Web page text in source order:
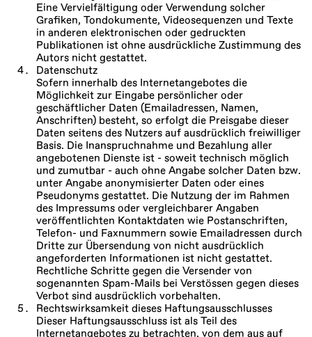
Eine Vervielfältigung oder Verwendung solcher
Grafiken, Tondokumente, Videosequenzen und Texte
in anderen elektronischen oder gedruckten
Publikationen ist ohne ausdrückliche Zustimmung des
Autors nicht gestattet.
Datenschutz
Sofern innerhalb des Internetangebotes die
Möglichkeit zur Eingabe persönlicher oder
geschäftlicher Daten (Emailadressen, Namen,
Anschriften) besteht, so erfolgt die Preisgabe dieser
Daten seitens des Nutzers auf ausdrücklich freiwilliger
Basis. Die Inanspruchnahme und Bezahlung aller
angebotenen Dienste ist - soweit technisch möglich
und zumutbar - auch ohne Angabe solcher Daten bzw.
unter Angabe anonymisierter Daten oder eines
Pseudonyms gestattet. Die Nutzung der im Rahmen
des Impressums oder vergleichbarer Angaben
veröffentlichten Kontaktdaten wie Postanschriften,
Telefon- und Faxnummern sowie Emailadressen durch
Dritte zur Übersendung von nicht ausdrücklich
angeforderten Informationen ist nicht gestattet.
Rechtliche Schritte gegen die Versender von
sogenannten Spam-Mails bei Verstössen gegen dieses
Verbot sind ausdrücklich vorbehalten.
Rechtswirksamkeit dieses Haftungsausschlusses
Dieser Haftungsausschluss ist als Teil des
Internetangebotes zu betrachten, von dem aus auf